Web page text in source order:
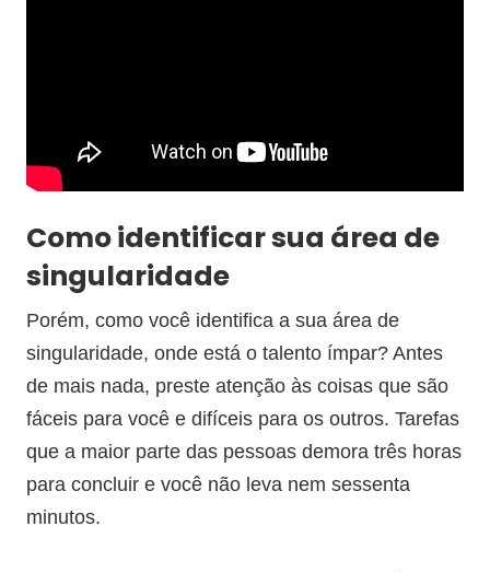
Como identificar sua área de
singularidade
Porém, como você identifica a sua área de
singularidade, onde está o talento ímpar? Antes
de mais nada, preste atenção às coisas que são
fáceis para você e difíceis para os outros. Tarefas
que a maior parte das pessoas demora três horas
para concluir e você não leva nem sessenta
minutos.